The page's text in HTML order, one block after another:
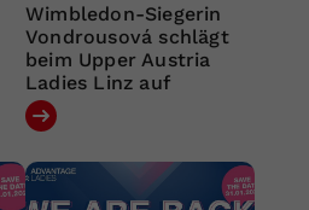
Wimbledon-Siegerin
Vondrousová schlägt
beim Upper Austria
Ladies Linz auf